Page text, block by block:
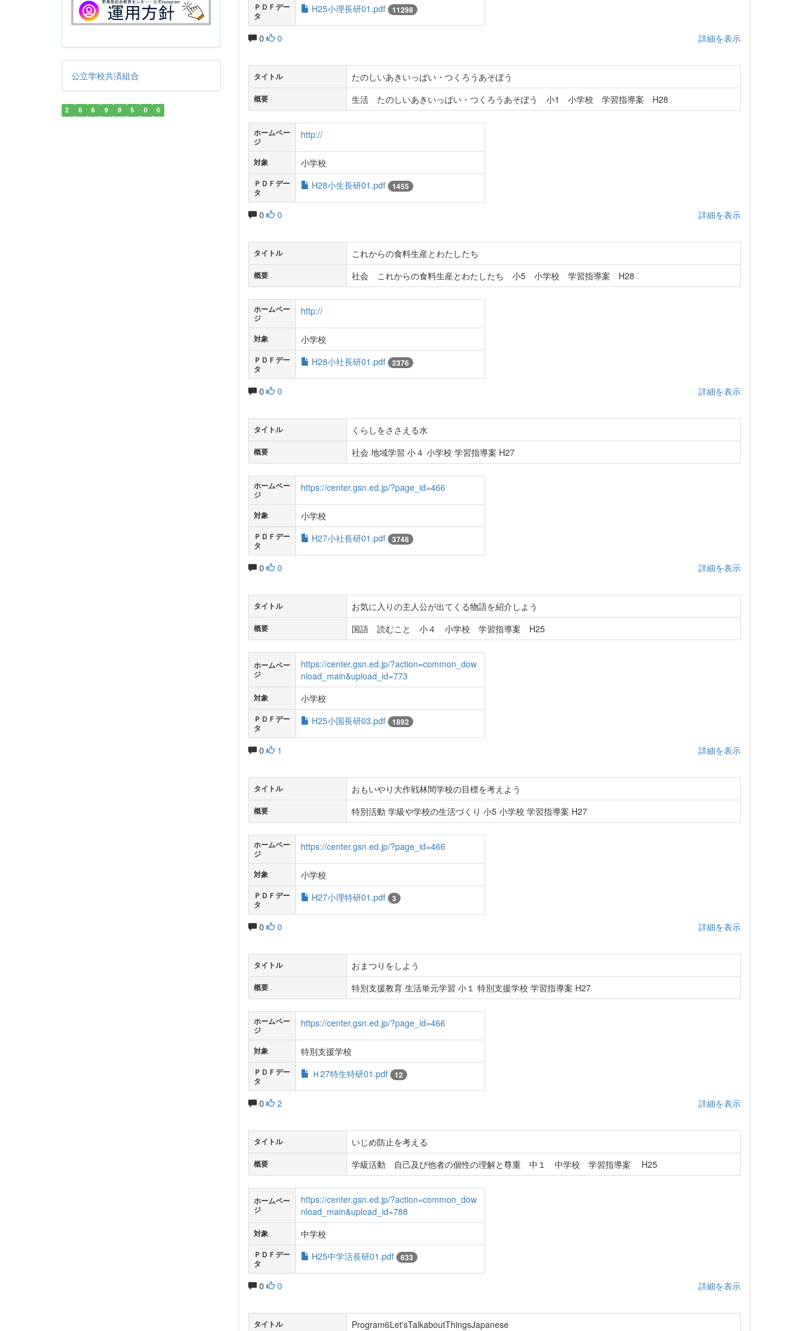
ＰＤＦデー
タ
H25小理長研01.pdf 11298
0 0 詳細を表示
タイトル たのしいあきいっぱい・つくろうあそぼう
概要 生活 たのしいあきいっぱい・つくろうあそぼう 小1 小学校 学習指導案 H28
ホームペー
ジ
http://
対象 小学校
ＰＤＦデー
タ
H28小生長研01.pdf 1455
0 0 詳細を表示
タイトル これからの食料生産とわたしたち
概要 社会 これからの食料生産とわたしたち 小5 小学校 学習指導案 H28
ホームペー
ジ
http://
対象 小学校
ＰＤＦデー
タ
H28小社長研01.pdf 2376
0 0 詳細を表示
タイトル くらしをささえる水
概要 社会 地域学習 小４ 小学校 学習指導案 H27
ホームペー
ジ
https://center.gsn.ed.jp/?page_id=466
対象 小学校
ＰＤＦデー
タ
H27小社長研01.pdf 3748
0 0 詳細を表示
タイトル お気に入りの主人公が出てくる物語を紹介しよう
概要 国語 読むこと 小４ 小学校 学習指導案 H25
ホームペー
ジ
https://center.gsn.ed.jp/?action=common_dow
nload_main&upload_id=773
対象 小学校
ＰＤＦデー
タ
H25小国長研03.pdf 1892
0 1 詳細を表示
タイトル おもいやり大作戦林間学校の目標を考えよう
概要 特別活動 学級や学校の生活づくり 小5 小学校 学習指導案 H27
ホームペー
ジ
https://center.gsn.ed.jp/?page_id=466
対象 小学校
ＰＤＦデー
タ
H27小理特研01.pdf 3
0 0 詳細を表示
タイトル おまつりをしよう
概要 特別支援教育 生活単元学習 小１ 特別支援学校 学習指導案 H27
ホームペー
ジ
https://center.gsn.ed.jp/?page_id=466
対象 特別支援学校
ＰＤＦデー
タ
Ｈ27特生特研01.pdf 12
0 2 詳細を表示
タイトル いじめ防止を考える
概要 学級活動 自己及び他者の個性の理解と尊重 中１ 中学校 学習指導案 H25
ホームペー
ジ
https://center.gsn.ed.jp/?action=common_dow
nload_main&upload_id=788
対象 中学校
ＰＤＦデー
タ
H25中学活長研01.pdf 633
0 0 詳細を表示
タイトル Program6Let'sTalkaboutThingsJapanese
公立学校共済組合
2 6 6 9 9 5 0 0